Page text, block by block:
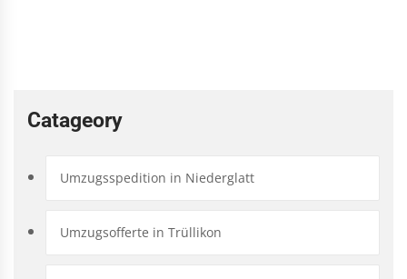
Catageory
Umzugsspedition in Niederglatt
Umzugsofferte in Trüllikon